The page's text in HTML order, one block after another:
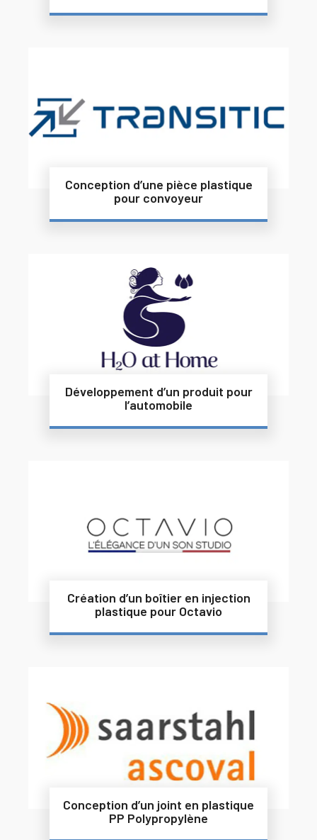
Conception d’une pièce plastique
pour convoyeur
Développement d’un produit pour
l’automobile
Création d’un boîtier en injection
plastique pour Octavio
Conception d’un joint en plastique
PP Polypropylène